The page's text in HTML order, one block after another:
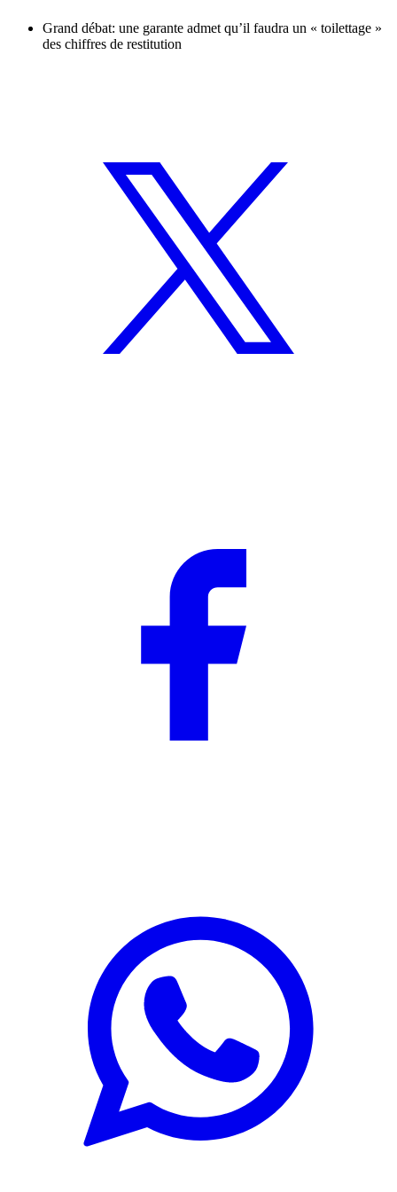
Grand débat: une garante admet qu’il faudra un « toilettage »
des chiffres de restitution